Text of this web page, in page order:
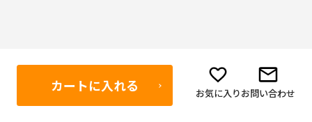
カートに入れる お気に入りお問い合わせ
ボディーガード仙台アンテナショップ
〒984-0051